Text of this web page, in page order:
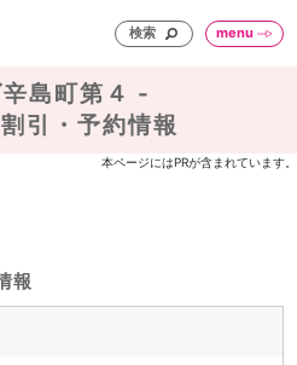
検索 menu
島町第４ -
引・予約情報
本ページにはPRが含まれています。
報